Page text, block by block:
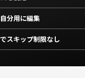
分用に編集
スキップ制限なし